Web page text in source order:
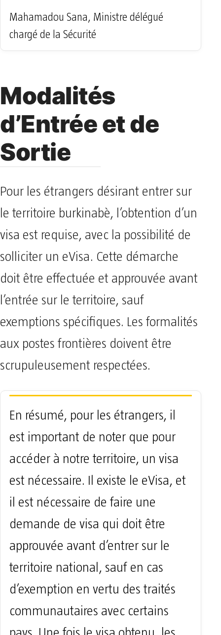
Mahamadou Sana, Ministre délégué
chargé de la Sécurité
Modalités
d’Entrée et de
Sortie
Pour les étrangers désirant entrer sur
le territoire burkinabè, l’obtention d’un
visa est requise, avec la possibilité de
solliciter un eVisa. Cette démarche
doit être effectuée et approuvée avant
l’entrée sur le territoire, sauf
exemptions spécifiques. Les formalités
aux postes frontières doivent être
scrupuleusement respectées.
En résumé, pour les étrangers, il
est important de noter que pour
accéder à notre territoire, un visa
est nécessaire. Il existe le eVisa, et
il est nécessaire de faire une
demande de visa qui doit être
approuvée avant d’entrer sur le
territoire national, sauf en cas
d’exemption en vertu des traités
communautaires avec certains